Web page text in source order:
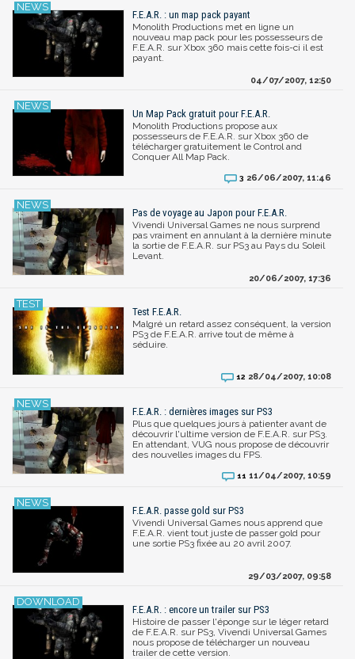
F.E.A.R. : un map pack payant
Monolith Productions met en ligne un
nouveau map pack pour les possesseurs de
F.E.A.R. sur Xbox 360 mais cette fois-ci il est
payant.
04/07/2007, 12:50
Un Map Pack gratuit pour F.E.A.R.
Monolith Productions propose aux
possesseurs de F.E.A.R. sur Xbox 360 de
télécharger gratuitement le Control and
Conquer All Map Pack.
3 26/06/2007, 11:46
Pas de voyage au Japon pour F.E.A.R.
Vivendi Universal Games ne nous surprend
pas vraiment en annulant à la dernière minute
la sortie de F.E.A.R. sur PS3 au Pays du Soleil
Levant.
20/06/2007, 17:36
Test F.E.A.R.
Malgré un retard assez conséquent, la version
PS3 de F.E.A.R. arrive tout de même à
séduire.
12 28/04/2007, 10:08
F.E.A.R. : dernières images sur PS3
Plus que quelques jours à patienter avant de
découvrir l'ultime version de F.E.A.R. sur PS3.
En attendant, VUG nous propose de découvrir
des nouvelles images du FPS.
11 11/04/2007, 10:59
F.E.A.R. passe gold sur PS3
Vivendi Universal Games nous apprend que
F.E.A.R. vient tout juste de passer gold pour
une sortie PS3 fixée au 20 avril 2007.
29/03/2007, 09:58
F.E.A.R. : encore un trailer sur PS3
Histoire de passer l'éponge sur le léger retard
de F.E.A.R. sur PS3, Vivendi Universal Games
nous propose de télécharger un nouveau
trailer de cette version.